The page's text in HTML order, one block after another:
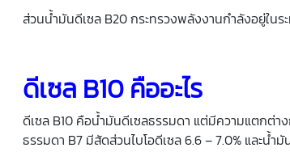
ส่วนน้ำมันดีเซล B20 กระทรวงพลังงานกำลังอยู่ในร
ดีเซล B10 คืออะไร
ดีเซล B10 คือน้ำมันดีเซลธรรมดา แต่มีความแตกต่า
ธรรมดา B7 มีสัดส่วนไบโอดีเซล 6.6 – 7.0% และน้ำ